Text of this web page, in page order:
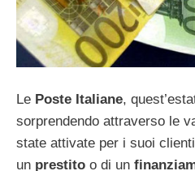
Le Poste Italiane,
sorprendendo attraverso le
state attivate per i suoi
un prestito o di un